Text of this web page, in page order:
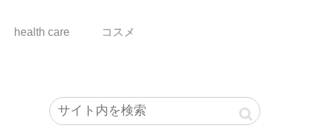
health care コスメ